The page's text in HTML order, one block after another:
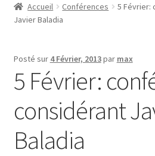
ACTIVITÉS
MEMBRES DE FES-TE
LIVRE
SE CONNECTER
Accueil Conférences
5 Février:
Javier Baladia
Posté sur 4 Février, 2013par max
5 Février:
considérant
Baladia